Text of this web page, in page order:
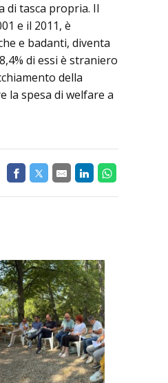
di tasca propria. Il
e il 2011, è
e badanti, diventa
di essi è straniero
della
la spesa di welfare a